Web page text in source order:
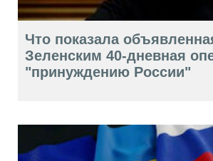
Что показала
Зеленским 40-дневная
"принуждению России"